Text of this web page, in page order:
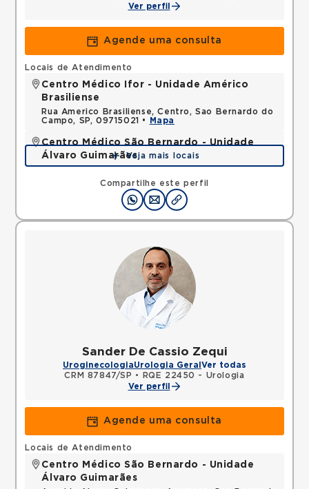
Ver perfil
Agende uma consulta
Compartilhe este perfil
Locais de Atendimento
Centro Médico Ifor - Unidade Américo
Brasiliense
Rua Americo Brasiliense, Centro, Sao Bernardo do
Campo, SP, 09715021 •
Mapa
Centro Médico São Bernardo - Unidade
Álvaro Guimarães
Avenida Alvaro Guimaraes, Assuncao, Sao Bernardo
do Campo, SP, 09810010 •
Mapa
Veja mais locais
Sander De Cassio Zequi
UroginecologiaUrologia Geral Ver todas
CRM 87847/SP •
RQE 22450 - Urologia
Ver perfil
Agende uma consulta
Locais de Atendimento
Centro Médico São Bernardo - Unidade
Álvaro Guimarães